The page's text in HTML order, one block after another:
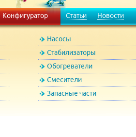
Конфигуратор Статьи Новости
Насосы
Стабилизаторы
Обогреватели
Смесители
Запасные части